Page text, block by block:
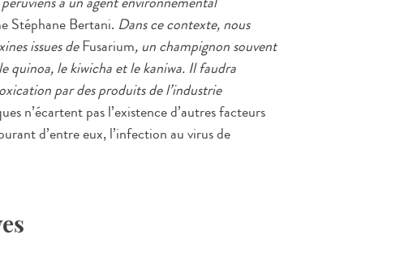
Stéphane Bertani. Dans ce contexte, nous
issues deFusarium, un champignon souvent
quinoa, le kiwicha et le kaniwa. Il faudra
par des produits de l’industrie
n’écartent pas l’existence d’autres facteurs
d’entre eux, l’infection au virus de